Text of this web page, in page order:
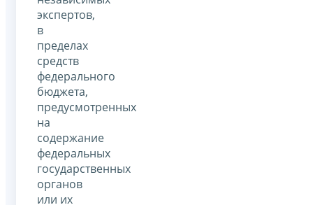
экспертов,
в
пределах
средств
федерального
бюджета,
предусмотренных
на
содержание
федеральных
государственных
органов
или их